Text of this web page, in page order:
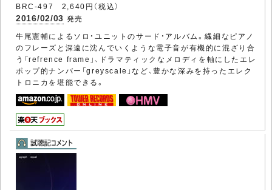
BRC-497 2,640円（税込）
2016/02/03 発売
牛尾憲輔によるソロ・ユニットのサード・アルバム。繊細なピアノ
のフレーズと深遠に沈んでいくような電子音が有機的に混ざり合
う「refrence frame」、ドラマティックなメロディを軸にしたエレ
ポップ的ナンバー「greyscale」など、豊かな深みを持ったエレク
トロニカを堪能できる。